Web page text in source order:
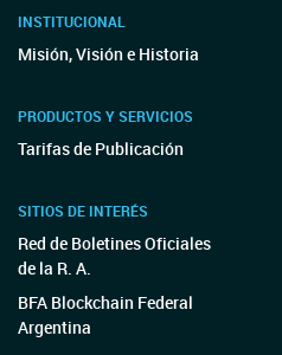
INSTITUCIONAL
Misión, Visión e Historia
PRODUCTOS Y SERVICIOS
Tarifas de Publicación
SITIOS DE INTERÉS
Red de Boletines Oficiales
de la R. A.
BFA Blockchain Federal
Argentina